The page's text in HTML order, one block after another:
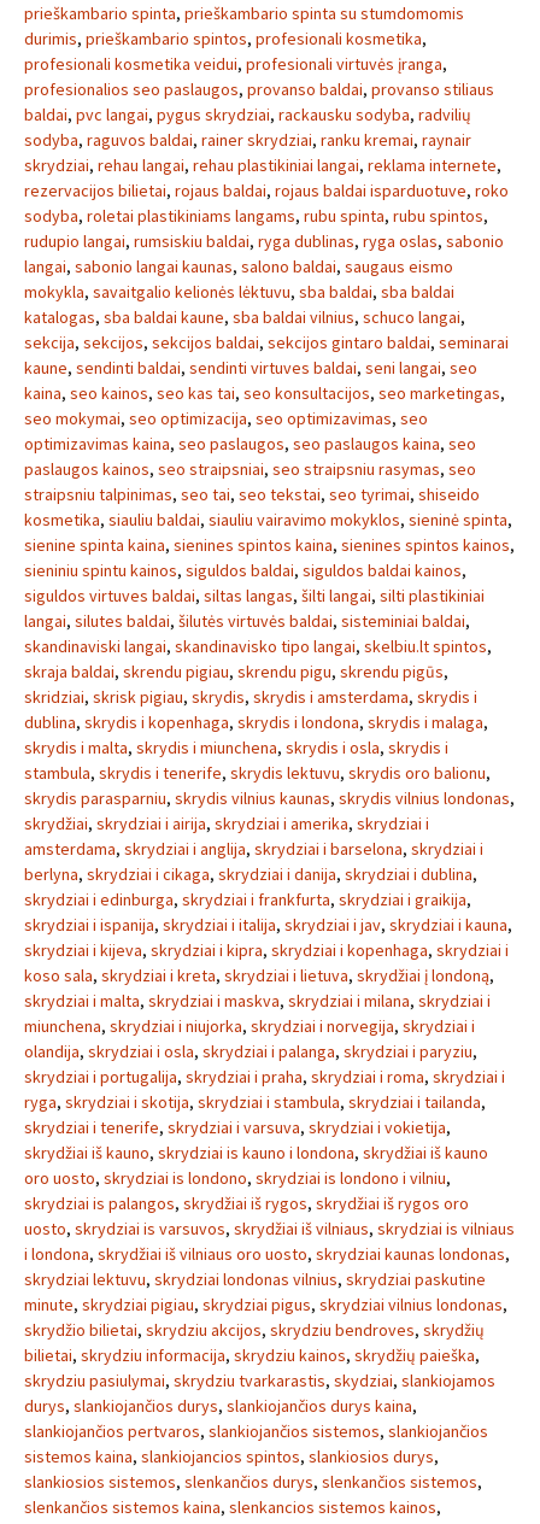
prieškambario spinta, prieškambario spinta su stumdomomis
durimis, prieškambario spintos, profesionali kosmetika,
profesionali kosmetika veidui, profesionali virtuvės įranga,
profesionalios seo paslaugos, provanso baldai, provanso stiliaus
baldai, pvc langai, pygus skrydziai, rackausku sodyba, radvilių
sodyba, raguvos baldai, rainer skrydziai, ranku kremai, raynair
skrydziai, rehau langai, rehau plastikiniai langai, reklama internete,
rezervacijos bilietai, rojaus baldai, rojaus baldai isparduotuve, roko
sodyba, roletai plastikiniams langams, rubu spinta, rubu spintos,
rudupio langai, rumsiskiu baldai, ryga dublinas, ryga oslas, sabonio
langai, sabonio langai kaunas, salono baldai, saugaus eismo
mokykla, savaitgalio kelionės lėktuvu, sba baldai, sba baldai
katalogas, sba baldai kaune, sba baldai vilnius, schuco langai,
sekcija, sekcijos, sekcijos baldai, sekcijos gintaro baldai, seminarai
kaune, sendinti baldai, sendinti virtuves baldai, seni langai, seo
kaina, seo kainos, seo kas tai, seo konsultacijos, seo marketingas,
seo mokymai, seo optimizacija, seo optimizavimas, seo
optimizavimas kaina, seo paslaugos, seo paslaugos kaina, seo
paslaugos kainos, seo straipsniai, seo straipsniu rasymas, seo
straipsniu talpinimas, seo tai, seo tekstai, seo tyrimai, shiseido
kosmetika, siauliu baldai, siauliu vairavimo mokyklos, sieninė spinta,
sienine spinta kaina, sienines spintos kaina, sienines spintos kainos,
sieniniu spintu kainos, siguldos baldai, siguldos baldai kainos,
siguldos virtuves baldai, siltas langas, šilti langai, silti plastikiniai
langai, silutes baldai, šilutės virtuvės baldai, sisteminiai baldai,
skandinaviski langai, skandinavisko tipo langai, skelbiu.lt spintos,
skraja baldai, skrendu pigiau, skrendu pigu, skrendu pigūs,
skridziai, skrisk pigiau, skrydis, skrydis i amsterdama, skrydis i
dublina, skrydis i kopenhaga, skrydis i londona, skrydis i malaga,
skrydis i malta, skrydis i miunchena, skrydis i osla, skrydis i
stambula, skrydis i tenerife, skrydis lektuvu, skrydis oro balionu,
skrydis parasparniu, skrydis vilnius kaunas, skrydis vilnius londonas,
skrydžiai, skrydziai i airija, skrydziai i amerika, skrydziai i
amsterdama, skrydziai i anglija, skrydziai i barselona, skrydziai i
berlyna, skrydziai i cikaga, skrydziai i danija, skrydziai i dublina,
skrydziai i edinburga, skrydziai i frankfurta, skrydziai i graikija,
skrydziai i ispanija, skrydziai i italija, skrydziai i jav, skrydziai i kauna,
skrydziai i kijeva, skrydziai i kipra, skrydziai i kopenhaga, skrydziai i
koso sala, skrydziai i kreta, skrydziai i lietuva, skrydžiai į londoną,
skrydziai i malta, skrydziai i maskva, skrydziai i milana, skrydziai i
miunchena, skrydziai i niujorka, skrydziai i norvegija, skrydziai i
olandija, skrydziai i osla, skrydziai i palanga, skrydziai i paryziu,
skrydziai i portugalija, skrydziai i praha, skrydziai i roma, skrydziai i
ryga, skrydziai i skotija, skrydziai i stambula, skrydziai i tailanda,
skrydziai i tenerife, skrydziai i varsuva, skrydziai i vokietija,
skrydžiai iš kauno, skrydziai is kauno i londona, skrydžiai iš kauno
oro uosto, skrydziai is londono, skrydziai is londono i vilniu,
skrydziai is palangos, skrydžiai iš rygos, skrydžiai iš rygos oro
uosto, skrydziai is varsuvos, skrydžiai iš vilniaus, skrydziai is vilniaus
i londona, skrydžiai iš vilniaus oro uosto, skrydziai kaunas londonas,
skrydziai lektuvu, skrydziai londonas vilnius, skrydziai paskutine
minute, skrydziai pigiau, skrydziai pigus, skrydziai vilnius londonas,
skrydžio bilietai, skrydziu akcijos, skrydziu bendroves, skrydžių
bilietai, skrydziu informacija, skrydziu kainos, skrydžių paieška,
skrydziu pasiulymai, skrydziu tvarkarastis, skydziai, slankiojamos
durys, slankiojančios durys, slankiojančios durys kaina,
slankiojančios pertvaros, slankiojančios sistemos, slankiojančios
sistemos kaina, slankiojancios spintos, slankiosios durys,
slankiosios sistemos, slenkančios durys, slenkančios sistemos,
slenkančios sistemos kaina, slenkancios sistemos kainos,